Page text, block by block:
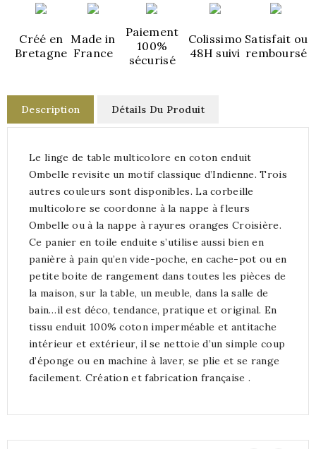
Créé en
Bretagne
Made in
France
Paiement
100%
sécurisé
Colissimo
48H suivi
Satisfait ou
remboursé
Description Détails Du Produit
Le linge de table multicolore en coton enduit
Ombelle revisite un motif classique d’Indienne. Trois
autres couleurs sont disponibles. La corbeille
multicolore se coordonne à la nappe à fleurs
Ombelle ou à la nappe à rayures oranges Croisière.
Ce panier en toile enduite s’utilise aussi bien en
panière à pain qu’en vide-poche, en cache-pot ou en
petite boite de rangement dans toutes les pièces de
la maison, sur la table, un meuble, dans la salle de
bain…il est déco, tendance, pratique et original. En
tissu enduit 100% coton imperméable et antitache
intérieur et extérieur, il se nettoie d’un simple coup
d’éponge ou en machine à laver, se plie et se range
facilement. Création et fabrication française .